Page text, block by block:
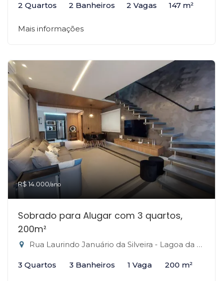
2 Quartos 2 Banheiros 2 Vagas 147 m²
Mais informações
R$ 14.000/ano
Sobrado para Alugar com 3 quartos,
200m²
Rua Laurindo Januário da Silveira - Lagoa da Conceição, Florianópolis-SC
3 Quartos 3 Banheiros 1 Vaga 200 m²